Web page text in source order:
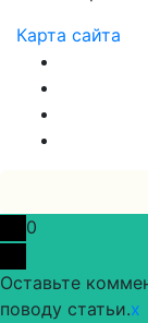
Карта сайта
0
Оставьте
поводу статьи.x